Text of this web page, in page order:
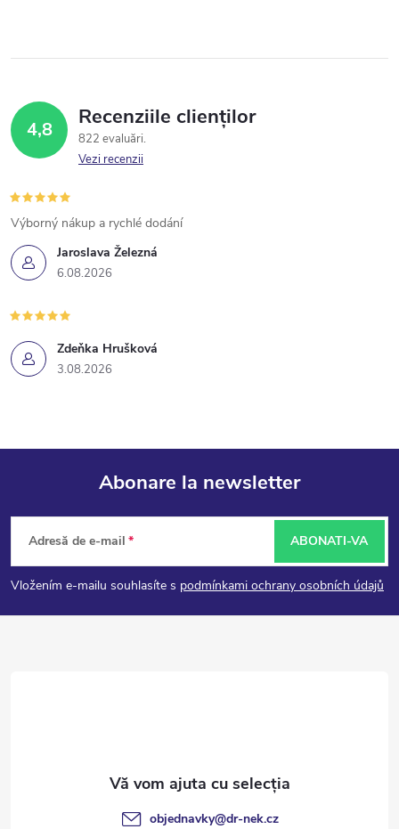
4,8 Recenziile clienților
822 evaluări
Vezi recenzii
Jaroslava Železná
6.08.2026
Výborný nákup a rychlé dodání
Zdeňka Hrušková
3.08.2026
S
u
b
Abonare la newsletter
Adresă de e-mail
Vložením e-mailu souhlasíte s podmínkami ochrany osobních údajů
ABONATI-VA
objednavky@dr-nek.cz